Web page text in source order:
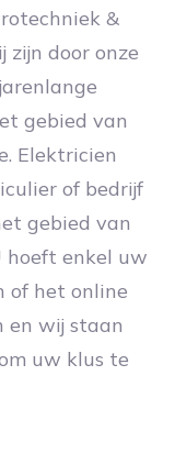
&
zijn door onze
gebied van
Elektricien
of bedrijf
gebied van
hoeft enkel uw
of het online
en wij staan
uw klus te